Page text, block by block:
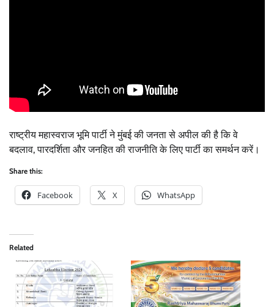
राष्ट्रीय महास्वराज भूमि पार्टी ने मुंबई की जनता से अपील की है कि वे
बदलाव, पारदर्शिता और जनहित की राजनीति के लिए पार्टी का समर्थन करें।
Share this:
Facebook X WhatsApp
Related